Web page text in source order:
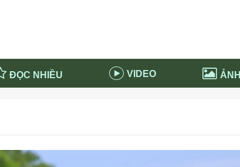
ĐỌC NHIỀU VIDEO ẢNH
nước Nga